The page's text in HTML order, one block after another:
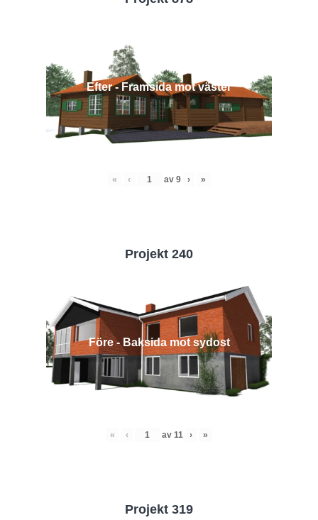
Efter - Framsida mot väster
« ‹ av 9 › »
Projekt 240
Före - Baksida mot sydost
« ‹ av 11 › »
Projekt 319